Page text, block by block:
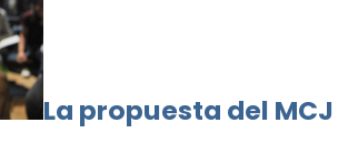
La propuesta del MCJ